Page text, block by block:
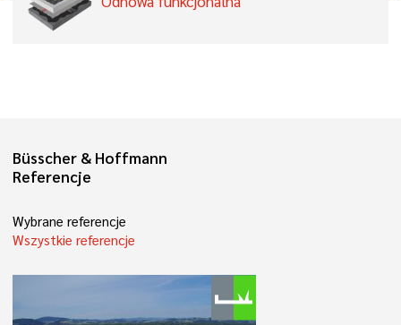
Büsscher & Hoffmann
Referencje
Wybrane referencje
Wszystkie referencje